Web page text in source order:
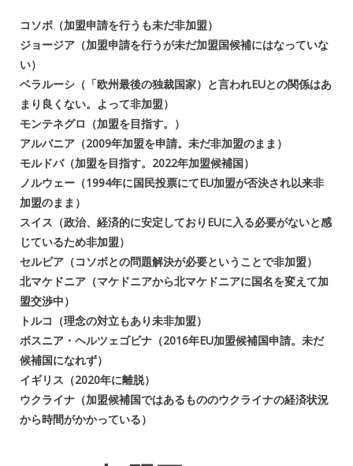
コソボ（加盟申請を行うも未だ非加盟）
ジョージア（加盟申請を行うが未だ加盟国候補にはなっていな
い）
ベラルーシ（「欧州最後の独裁国家）と言われEUとの関係はあ
まり良くない。よって非加盟）
モンテネグロ（加盟を目指す。）
アルバニア（2009年加盟を申請。未だ非加盟のまま）
モルドバ（加盟を目指す。2022年加盟候補国）
ノルウェー（1994年に国民投票にてEU加盟が否決され以来非
加盟のまま）
スイス（政治、経済的に安定しておりEUに入る必要がないと感
じているため非加盟）
セルビア（コソボとの問題解決が必要ということで非加盟）
北マケドニア（マケドニアから北マケドニアに国名を変えて加
盟交渉中）
トルコ（理念の対立もあり未非加盟）
ボスニア・ヘルツェゴビナ（2016年EU加盟候補国申請。未だ
候補国になれず）
イギリス（2020年に離脱）
ウクライナ（加盟候補国ではあるもののウクライナの経済状況
から時間がかかっている）